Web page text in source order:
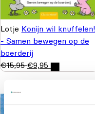
Lotje Konijn wil knuffelen!
- Samen bewegen op de
boerderij
€15,95 €9,95